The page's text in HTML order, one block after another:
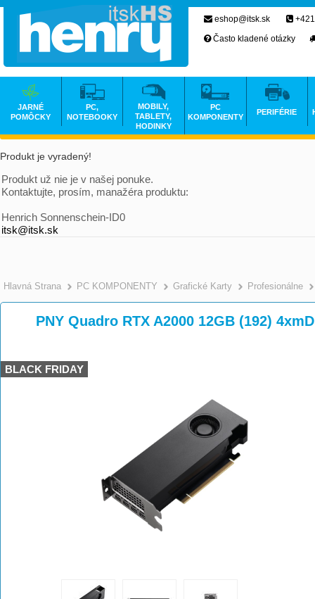
Produkt je vyradený!
Produkt už nie je v našej ponuke.
Kontaktujte, prosím, manažéra produktu:
Henrich Sonnenschein-ID0
itsk@itsk.sk
Hlavná Strana >
PC KOMPONENTY >
Grafické Karty Profesionálne
PNY Quadro RTX A2000 12GB (192)
BLACK FRIDAY
eshop@itsk.sk
Často kladené otázky
JARNÉ
POMÔCKY
PC,
NOTEBOOKY
MOBILY,
TABLETY,
HODINKY
PC
KOMPONENTY
PERIFÉRIE